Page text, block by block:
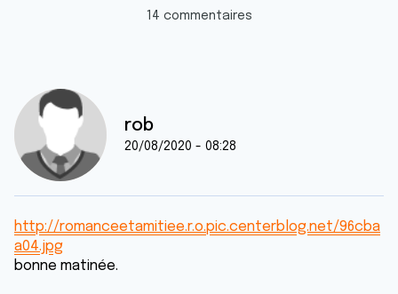
14 commentaires
rob
20/08/2020 - 08:28
http://romanceetamitiee.r.o.pic.centerblog.net/96cba
a04.jpg
bonne matinée.